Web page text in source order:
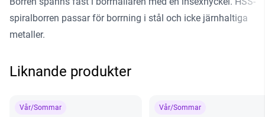
spiralborren passar för borrning i stål och icke järnhaltiga
metaller.
Liknande produkter
Vår/Sommar Vår/Sommar